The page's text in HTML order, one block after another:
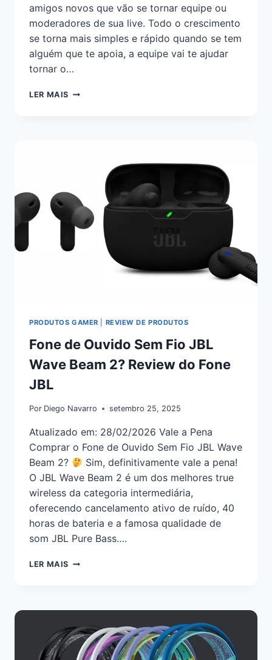
amigos novos que vão se tornar equipe ou
moderadores de sua live. Todo o crescimento
se torna mais simples e rápido quando se tem
alguém que te apoia, a equipe vai te ajudar
tornar o…
LER MAIS
PRODUTOS GAMER REVIEW DE PRODUTOS
Fone de Ouvido Sem Fio JBL
Wave Beam 2? Review do Fone
JBL
Por Diego Navarro setembro 25, 2025
Atualizado em: 28/02/2026 Vale a Pena
Comprar o Fone de Ouvido Sem Fio JBL Wave
Beam 2?
Sim, definitivamente vale a pena!
O JBL Wave Beam 2 é um dos melhores true
wireless da categoria intermediária,
oferecendo cancelamento ativo de ruído, 40
horas de bateria e a famosa qualidade de
som JBL Pure Bass….
LER MAIS